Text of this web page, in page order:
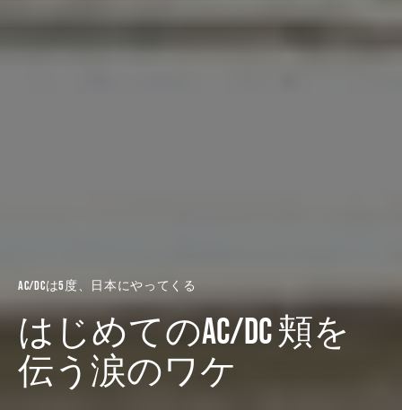
AC/DCは5度、日本にやってくる
はじめてのAC/DC 頬を
伝う涙のワケ